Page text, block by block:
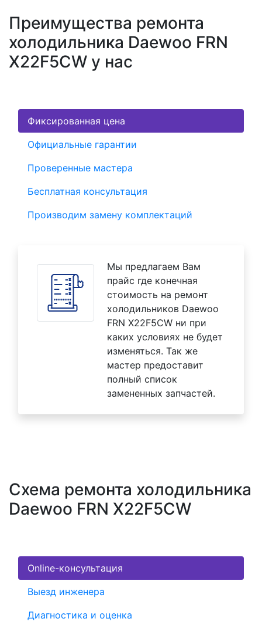
Преимущества ремонта
холодильника Daewoo FRN
X22F5CW у нас
Фиксированная цена
Официальные гарантии
Проверенные мастера
Бесплатная консультация
Производим замену комплектаций
Мы предлагаем Вам
прайс где конечная
стоимость на ремонт
холодильников Daewoo
FRN X22F5CW ни при
каких условиях не будет
изменяться. Так же
мастер предоставит
полный список
замененных запчастей.
Схема ремонта холодильника
Daewoo FRN X22F5CW
Online-консультация
Выезд инженера
Диагностика и оценка